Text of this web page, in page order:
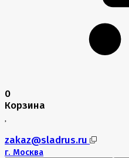
0
Корзина
zakaz@sladrus.ru
г. Москва